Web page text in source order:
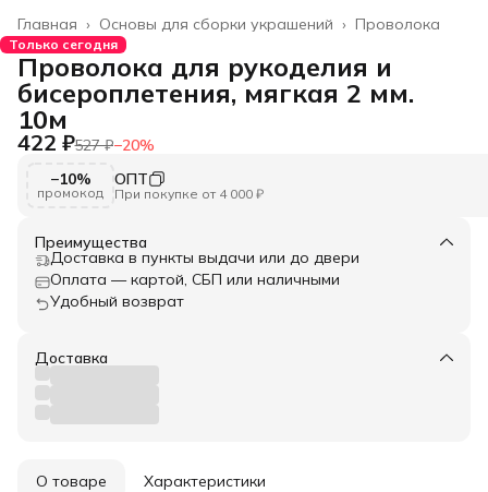
Проволока
Основы для сборки украшений ›
Главная ›
Только сегодня
Проволока для рукоделия и
бисероплетения, мягкая 2 мм.
10м
422 ₽527 ₽−20%
−10%
промокод
ОПТ
При покупке от 4 000 ₽
Преимущества
Доставка в пункты выдачи или до двери
Оплата — картой, СБП или наличными
Удобный возврат
Доставка
О товаре Характеристики